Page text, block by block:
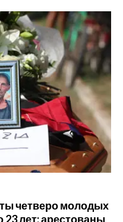
четверо молодых
23 лет: арестованы